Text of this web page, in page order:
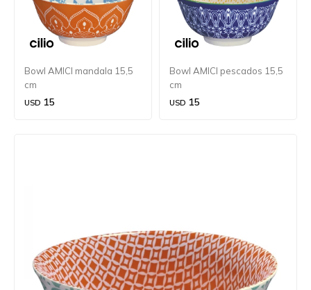
Bowl AMICI mandala 15,5
cm
USD 15
Bowl AMICI pescados 15,5
cm
USD 15